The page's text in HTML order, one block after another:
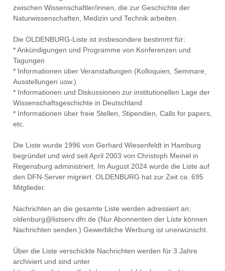
zwischen Wissenschaftler/innen, die zur Geschichte der
Naturwissenschaften, Medizin und Technik arbeiten.
Die OLDENBURG-Liste ist insbesondere bestimmt für:
* Ankündigungen und Programme von Konferenzen und
Tagungen
* Informationen über Veranstaltungen (Kolloquien, Seminare,
Ausstellungen usw.)
* Informationen und Diskussionen zur institutionellen Lage der
Wissenschaftsgeschichte in Deutschland
* Informationen über freie Stellen, Stipendien, Calls for papers,
etc.
Die Liste wurde 1996 von Gerhard Wiesenfeldt in Hamburg
begründet und wird seit April 2003 von Christoph Meinel in
Regensburg administriert. Im August 2024 wurde die Liste auf
den DFN-Server migriert. OLDENBURG hat zur Zeit ca. 695
Mitglieder.
Nachrichten an die gesamte Liste werden adressiert an:
oldenburg@listserv.dfn.de (Nur Abonnenten der Liste können
Nachrichten senden.) Gewerbliche Werbung ist unerwünscht.
Über die Liste verschickte Nachrichten werden für 3 Jahre
archiviert und sind unter